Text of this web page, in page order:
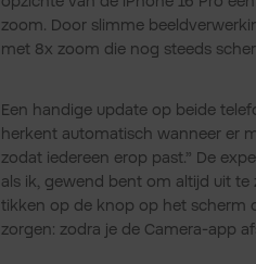
zoom. Door slimme
met 8x zoom die nog steeds
Een handige update op beide
herkent automatisch wanneer er
zodat iedereen erop past.” De
als ik, gewend bent om altijd uit
tikken op de knop op het scherm
zorgen: zodra je de Camera-app